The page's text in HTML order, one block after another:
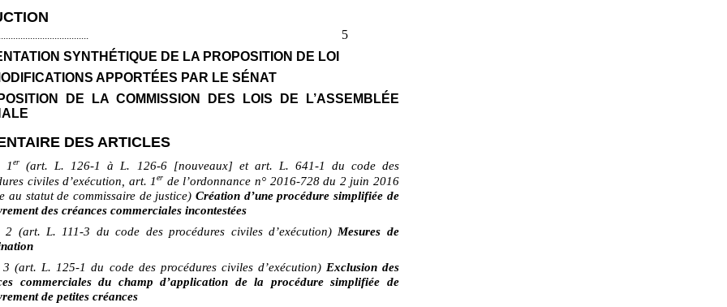
5
SYNTHÉTIQUE DE LA PROPOSITION DE LOI
APPORTÉES PAR LE SÉNAT
DE LA COMMISSION DES LOIS DE L’ASSEMBLÉE
DES ARTICLES
1er (art. L.
126-1 à L. 126-6 [nouveaux] et art. L. 641-1 du code des
civiles d’exécution, art. 1er de l’ordonnance n° 2016‑728 du 2 juin 2016
au statut de commissaire de justice) Création d’une procédure simplifiée de
des créances commerciales incontestées
2 (art. L. 111-3 du code des procédures civiles d’exécution) Mesures de
3 (art. L. 125-1 du code des procédures civiles d’exécution) Exclusion des
commerciales du champ d’application de la procédure simplifiée de
de petites créances